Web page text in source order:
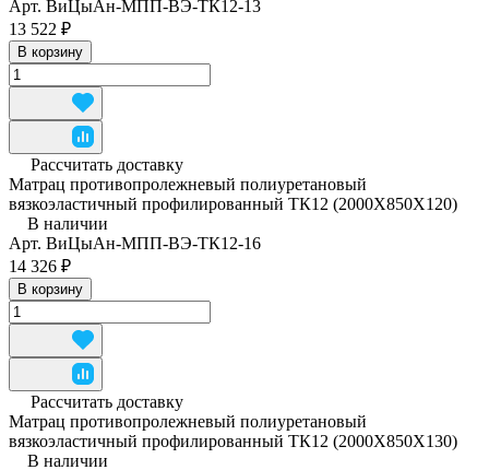
Арт. ВиЦыАн-МПП-ВЭ-ТК12-13
13 522 ₽
В корзину
Рассчитать доставку
Матрац противопролежневый полиуретановый
вязкоэластичный профилированный ТК12 (2000Х850Х120)
В наличии
Арт. ВиЦыАн-МПП-ВЭ-ТК12-16
14 326 ₽
В корзину
Рассчитать доставку
Матрац противопролежневый полиуретановый
вязкоэластичный профилированный ТК12 (2000Х850Х130)
В наличии